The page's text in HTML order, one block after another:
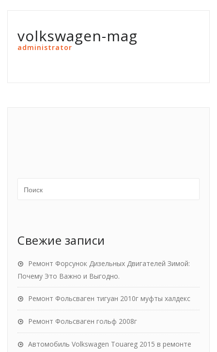
volkswagen-mag
administrator
Свежие записи
Ремонт Форсунок Дизельных Двигателей Зимой:
Почему Это Важно и Выгодно.
Ремонт Фольсваген тигуан 2010г муфты халдекс
Ремонт Фольсваген гольф 2008г
Автомобиль Volkswagen Touareg 2015 в ремонте